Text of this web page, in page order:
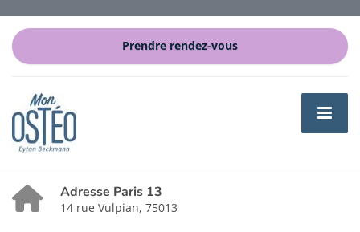
Prendre rendez-vous
Adresse Paris 13
14 rue Vulpian, 75013